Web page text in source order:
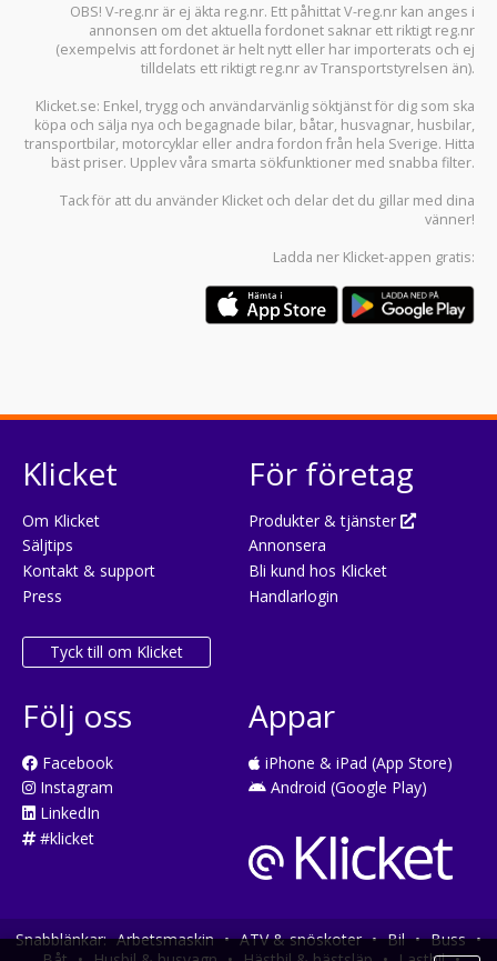
OBS! V-reg.nr är ej äkta reg.nr. Ett påhittat V-reg.nr kan anges i
annonsen om det aktuella fordonet saknar ett riktigt reg.nr
(exempelvis att fordonet är helt nytt eller har importerats och ej
tilldelats ett riktigt reg.nr av Transportstyrelsen än).
Klicket.se: Enkel, trygg och användarvänlig söktjänst för dig som ska
köpa och sälja nya och begagnade bilar, båtar, husvagnar, husbilar,
transportbilar, motorcyklar eller andra fordon från hela Sverige. Hitta
bäst priser. Upplev våra smarta sökfunktioner med snabba filter.
Tack för att du använder Klicket och delar det du gillar med dina
vänner!
Ladda ner Klicket-appen gratis:
Klicket
Om Klicket
Säljtips
Kontakt & support
Press
Tyck till om Klicket
För företag
Produkter & tjänster
Annonsera
Bli kund hos Klicket
Handlarlogin
Följ oss
Facebook
Instagram
LinkedIn
#klicket
Appar
iPhone & iPad (App Store)
Android (Google Play)
Snabblänkar: Arbetsmaskin • ATV & snöskoter • Bil • Buss •